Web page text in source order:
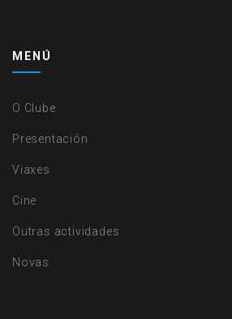
MENÚ
O Clube
Presentación
Viaxes
Cine
Outras actividades
Novas